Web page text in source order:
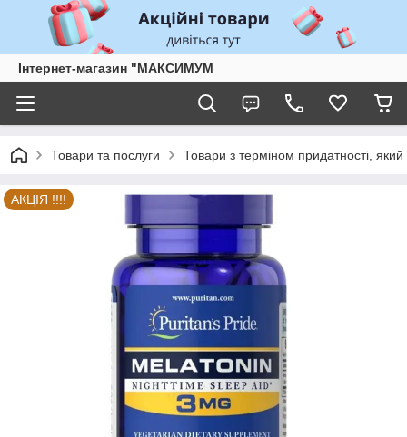
Інтернет-магазин "МАКСИМУМ
Товари та послуги Товари з терміном придатності, який
АКЦІЯ !!!!